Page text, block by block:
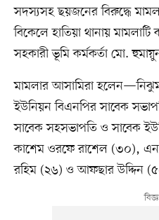
সদস্যসহ ছয়জনের বিরুদ্ধে
বিকেলে হাতিয়া থানায়
সহকারী ভূমি কর্মকর্তা মো.
মামলার আসামিরা
ইউনিয়ন বিএনপির সাবেক
সাবেক সহসভাপতি ও সাবেক
কাশেম ওরফে রাশেল (৩০),
রহিম (২৬) ও আফছার উদ্দিন